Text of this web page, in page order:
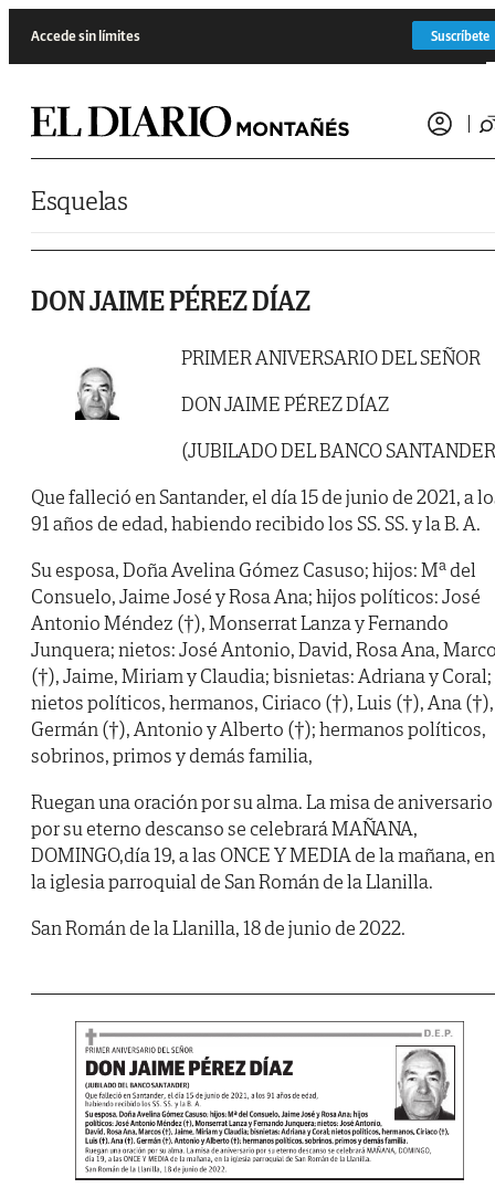
Accede sin límites Suscríbete
Esquelas
DON JAIME PÉREZ DÍAZ
PRIMER ANIVERSARIO DEL SEÑOR
DON JAIME PÉREZ DÍAZ
(JUBILADO DEL BANCO
Que falleció en Santander, el día 15 de junio de 2021, a
91 años de edad, habiendo recibido los SS. SS. y la B. A.
Su esposa, Doña Avelina Gómez Casuso; hijos: Mª del
Consuelo, Jaime José y Rosa Ana; hijos políticos: José
Antonio Méndez (†), Monserrat Lanza y Fernando
Junquera; nietos: José Antonio, David, Rosa Ana,
(†), Jaime, Miriam y Claudia; bisnietas: Adriana y Coral;
nietos políticos, hermanos, Ciriaco (†), Luis (†), Ana (†),
Germán (†), Antonio y Alberto (†); hermanos políticos,
sobrinos, primos y demás familia,
Ruegan una oración por su alma. La misa de aniversario
por su eterno descanso se celebrará MAÑANA,
DOMINGO,día 19, a las ONCE Y MEDIA de la mañana, en
la iglesia parroquial de San Román de la Llanilla.
San Román de la Llanilla, 18 de junio de 2022.